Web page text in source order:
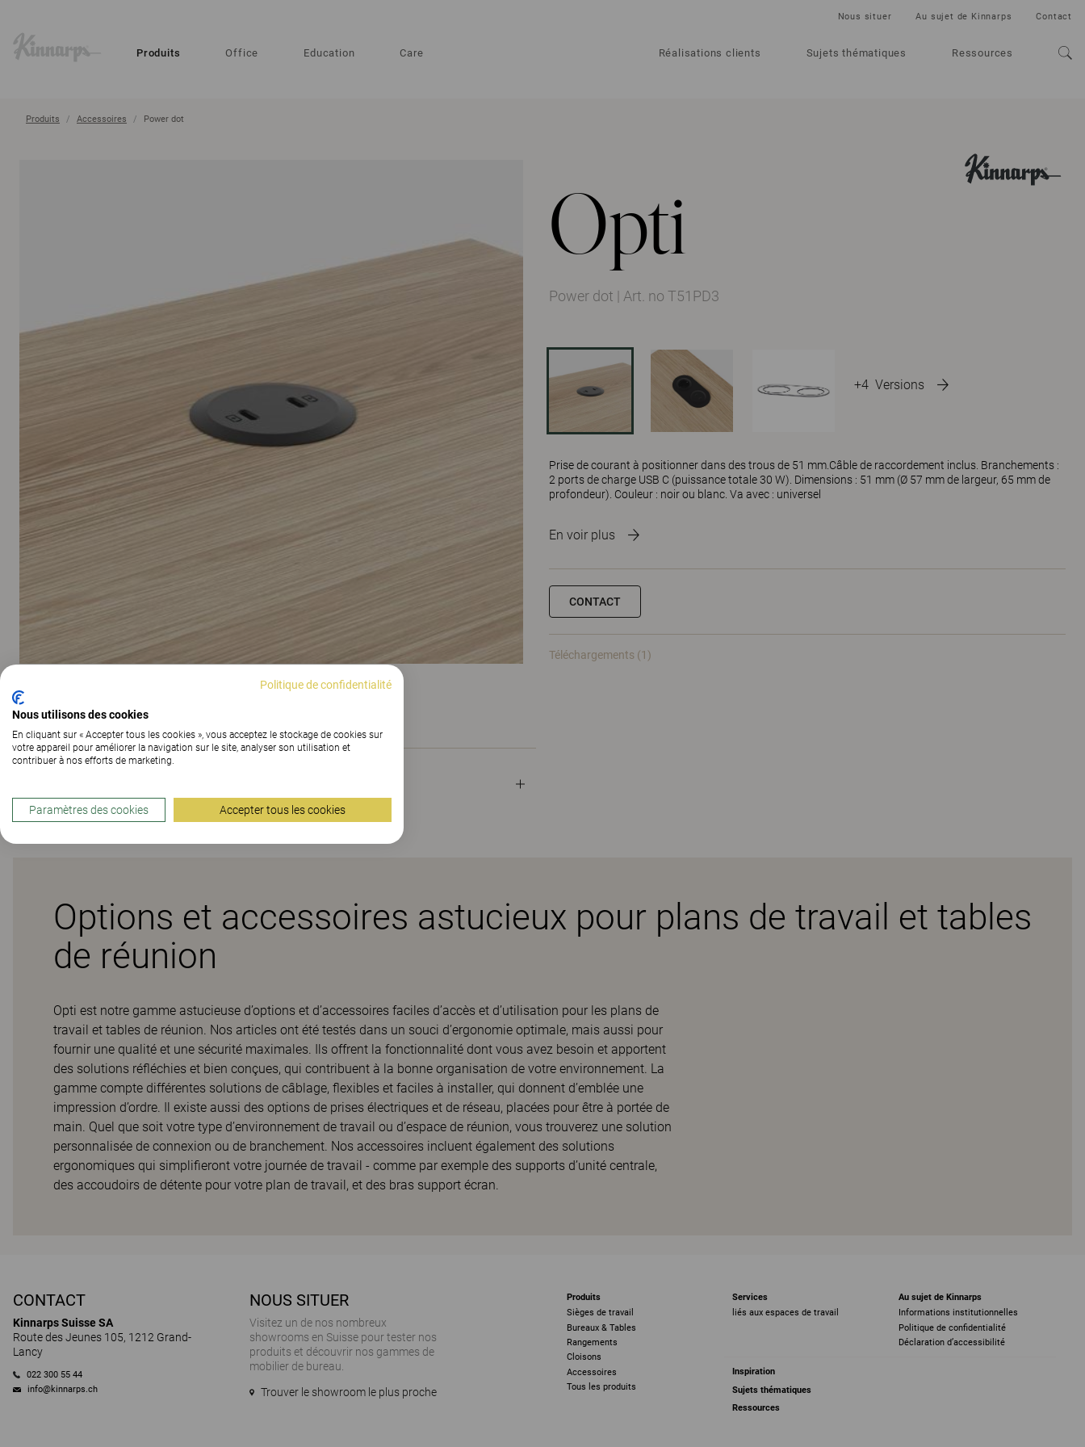
Produits Office Education Care Réalisations clients Sujets thématiques Ressources
Nous situer Au sujet de Kinnarps Contact
Produits Accessoires Power dot
Opti
+4 Versions
Power dot | Art. no T51PD3
Prise de courant à positionner dans des trous de 51 mm.Câble de raccordement inclus. Branchements :
2 ports de charge USB C (puissance totale 30 W). Dimensions : 51 mm (Ø 57 mm de largeur, 65 mm de
profondeur). Couleur : noir ou blanc. Va avec : universel
En voir plus
CONTACT
Téléchargements (1)
Options et accessoires astucieux pour plans de travail et tables
de réunion
Opti est notre gamme astucieuse d’options et d’accessoires faciles d’accès et d’utilisation pour les plans de
travail et tables de réunion. Nos articles ont été testés dans un souci d’ergonomie optimale, mais aussi pour
fournir une qualité et une sécurité maximales. Ils offrent la fonctionnalité dont vous avez besoin et apportent
des solutions réfléchies et bien conçues, qui contribuent à la bonne organisation de votre environnement. La
gamme compte différentes solutions de câblage, flexibles et faciles à installer, qui donnent d’emblée une
impression d’ordre. Il existe aussi des options de prises électriques et de réseau, placées pour être à portée de
main. Quel que soit votre type d’environnement de travail ou d’espace de réunion, vous trouverez une solution
personnalisée de connexion ou de branchement. Nos accessoires incluent également des solutions
ergonomiques qui simplifieront votre journée de travail - comme par exemple des supports d’unité centrale,
des accoudoirs de détente pour votre plan de travail, et des bras support écran.
CONTACT
Kinnarps Suisse SA
Route des Jeunes 105, 1212 Grand-
Lancy
022 300 55 44
info@kinnarps.ch
NOUS SITUER
Visitez un de nos nombreux
showrooms en Suisse pour tester nos
produits et découvrir nos gammes de
mobilier de bureau.
Trouver le showroom le plus proche
Produits
Sièges de travail
Bureaux & Tables
Rangements
Cloisons
Accessoires
Tous les produits
Services
liés aux espaces de travail
Au sujet de Kinnarps
Informations institutionnelles
Politique de confidentialité
Déclaration d’accessibilité
Inspiration
Sujets thématiques
Ressources
Politique de confidentialité
Nous utilisons des cookies
En cliquant sur « Accepter tous les cookies », vous acceptez le stockage de cookies sur
votre appareil pour améliorer la navigation sur le site, analyser son utilisation et
contribuer à nos efforts de marketing.
Paramètres des cookies Accepter tous les cookies